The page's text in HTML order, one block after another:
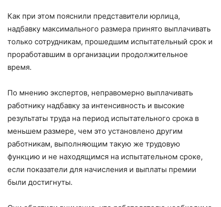
Как при этом пояснили представители юрлица,
надбавку максимального размера принято выплачивать
только сотрудникам, прошедшим испытательный срок и
проработавшим в организации продолжительное
время.
По мнению экспертов, неправомерно выплачивать
работнику надбавку за интенсивность и высокие
результаты труда на период испытательного срока в
меньшем размере, чем это установлено другим
работникам, выполняющим такую же трудовую
функцию и не находящимся на испытательном сроке,
если показатели для начисления и выплаты премии
были достигнуты.